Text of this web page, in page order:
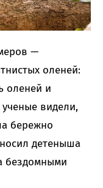
—
оленей:
оленей и
ученые видели,
бережно
детеныша
бездомными